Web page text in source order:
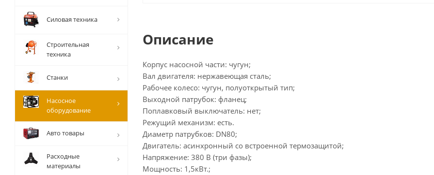
Описание
Корпус насосной части: чугун;
Вал двигателя: нержавеющая сталь;
Рабочее колесо: чугун, полуоткрытый тип;
Выходной патрубок: фланец;
Поплавковый выключатель: нет;
Режущий механизм: есть.
Диаметр патрубков: DN80;
Двигатель: асинхронный со встроенной термозащитой;
Напряжение: 380 В (три фазы);
Мощность: 1,5кВт.;
Силовая техника
Строительная
техника
Станки
Насосное
оборудование
Авто товары
Расходные
материалы